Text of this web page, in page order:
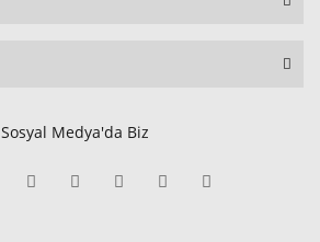
Sosyal Medya'da Biz